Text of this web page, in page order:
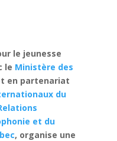
le jeunesse
le Ministère des
en partenariat
du
et du
, organise une